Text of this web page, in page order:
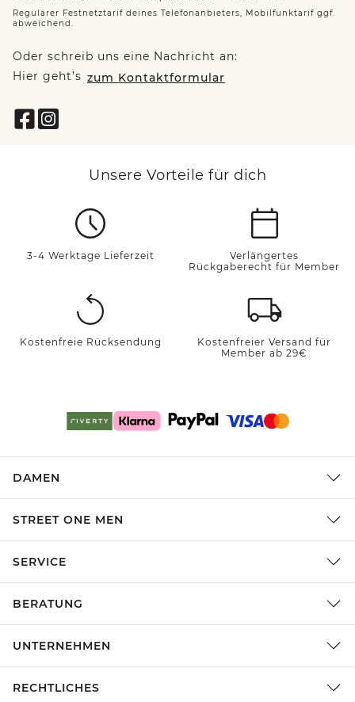
Regulärer Festnetztarif deines Telefonanbieters, Mobilfunktarif ggf.
abweichend.
Oder schreib uns eine Nachricht an:
Hier geht’s zum Kontaktformular
Unsere Vorteile für dich
3-4 Werktage Lieferzeit
Verlängertes
Rückgaberecht für Member
Kostenfreie Rücksendung
Kostenfreier Versand für
Member ab 29€
DAMEN
STREET ONE MEN
SERVICE
BERATUNG
UNTERNEHMEN
RECHTLICHES